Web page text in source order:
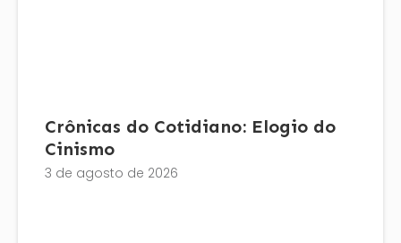
Crônicas do Cotidiano: Elogio do
Cinismo
3 de agosto de 2026